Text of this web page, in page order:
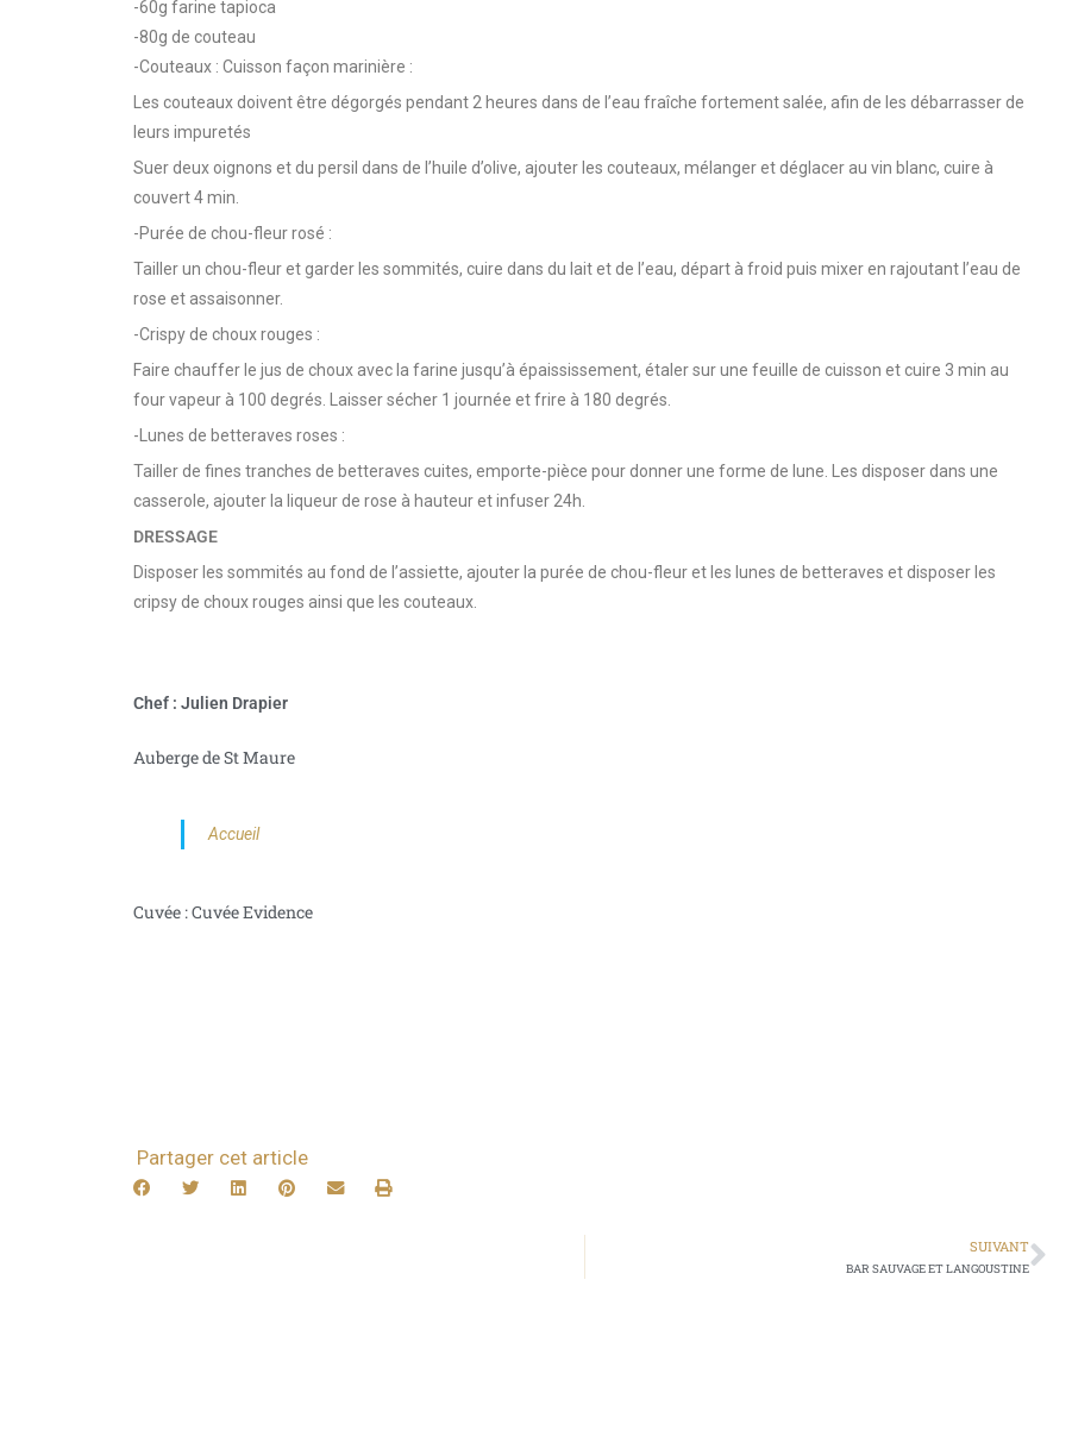
-60g farine tapioca
-80g de couteau
-Couteaux : Cuisson façon marinière :
Les couteaux doivent être dégorgés pendant 2 heures dans de l’eau fraîche fortement salée, afin de les débarrasser de
leurs impuretés
Suer deux oignons et du persil dans de l’huile d’olive, ajouter les couteaux, mélanger et déglacer au vin blanc, cuire à
couvert 4 min.
-Purée de chou-fleur rosé :
Tailler un chou-fleur et garder les sommités, cuire dans du lait et de l’eau, départ à froid puis mixer en rajoutant l’eau de
rose et assaisonner.
-Crispy de choux rouges :
Faire chauffer le jus de choux avec la farine jusqu’à épaississement, étaler sur une feuille de cuisson et cuire 3 min au
four vapeur à 100 degrés. Laisser sécher 1 journée et frire à 180 degrés.
-Lunes de betteraves roses :
Tailler de fines tranches de betteraves cuites, emporte-pièce pour donner une forme de lune. Les disposer dans une
casserole, ajouter la liqueur de rose à hauteur et infuser 24h.
DRESSAGE
Disposer les sommités au fond de l’assiette, ajouter la purée de chou-fleur et les lunes de betteraves et disposer les
cripsy de choux rouges ainsi que les couteaux.
Chef : Julien Drapier
Auberge de St Maure
Accueil
Cuvée : Cuvée Evidence
Partager cet article
SUIVANT
BAR SAUVAGE ET LANGOUSTINE